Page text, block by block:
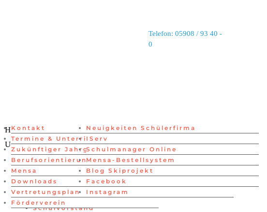
Telefon: 05908 / 93 40 -
0
Home Neuigkeiten Menschen
Lehrer
Schulvorstand
Erweitertes Schulteam
Verwaltung
Beratung
Unsere Schule
Kontakt
Termine & Unterrichtszeiten
Zukünftiger Jahrgang 5
Berufsorientierung
Mensa
Downloads
Vertretungsplan
Förderverein
Links
Neuigkeiten Schülerfirma
IServ
Schulmanager Online
Mensa-Bestellsystem
Blog Skiprojekt
Facebook
Instagram
Home
Neuigkeiten
Menschen
Lehrer
Schüler
Schulvorstand